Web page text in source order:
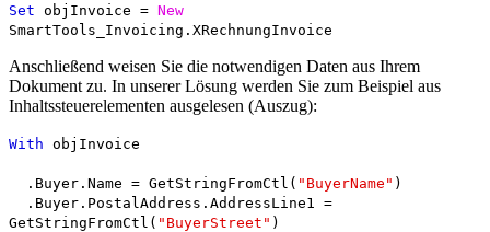
Set objInvoice = New
SmartTools_Invoicing.XRechnungInvoice
Anschließend weisen Sie die notwendigen Daten aus Ihrem
Dokument zu. In unserer Lösung werden Sie zum Beispiel aus
Inhaltssteuerelementen ausgelesen (Auszug):
With objInvoice
.Buyer.Name = GetStringFromCtl( "BuyerName" )
.Buyer.PostalAddress.AddressLine1 =
GetStringFromCtl( "BuyerStreet" )